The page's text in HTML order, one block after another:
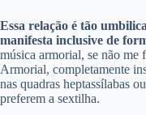
Essa relação é tão
manifesta inclusive de
música armorial, se não me
Armorial, completamente
nas quadras heptassílabas
preferem a sextilha.